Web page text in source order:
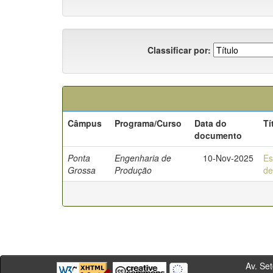
Classificar por:
Câmpus
Programa/Curso
Data do
documento
Ponta
Grossa
Engenharia de
Produção
10-Nov-2025
Av. Sete de